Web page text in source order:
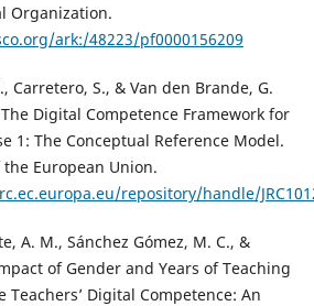
Organization.
ark:/48223/pf0000156209
Carretero, S., & Van den Brande, G.
Digital Competence Framework for
1: The Conceptual Reference Model.
European Union.
repository/handle/
A. M., Sánchez Gómez, M. C., &
of Gender and Years of Teaching
Teachers’ Digital Competence: An